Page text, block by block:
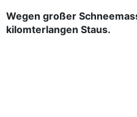
Wegen großer
kilomterlangen Staus.